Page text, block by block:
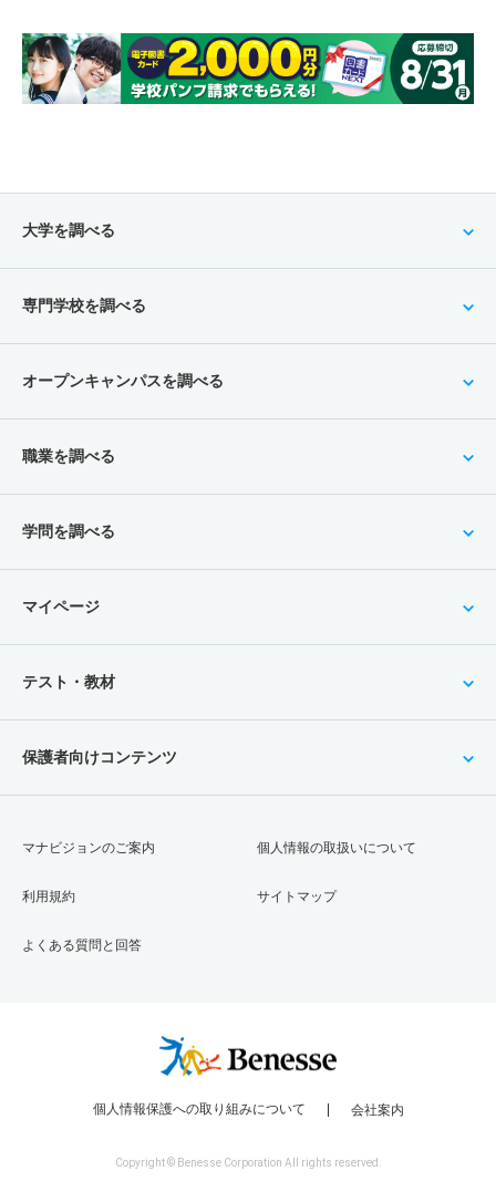
大学を調べる
専門学校を調べる
オープンキャンパスを調べる
職業を調べる
学問を調べる
マイページ
テスト・教材
保護者向けコンテンツ
マナビジョンのご案内
利用規約
よくある質問と回答
個人情報の取扱いについて
サイトマップ
個人情報保護への取り組みについて 会社案内
Copyright © Benesse Corporation All rights reserved.